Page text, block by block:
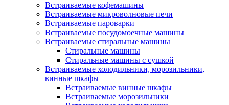
Встраиваемые кофемашины
Встраиваемые микроволновые печи
Встраиваемые пароварки
Встраиваемые посудомоечные машины
Встраиваемые стиральные машины
Стиральные машины
Стиральные машины с сушкой
Встраиваемые холодильники, морозильники,
винные шкафы
Встраиваемые винные шкафы
Встраиваемые морозильники